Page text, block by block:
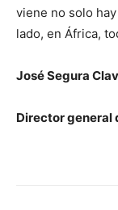
viene no solo
lado, en África,
José Segura
Director general